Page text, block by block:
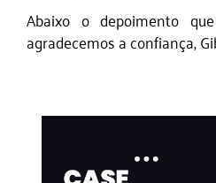
Abaixo o depoimento
agradecemos a confiança,